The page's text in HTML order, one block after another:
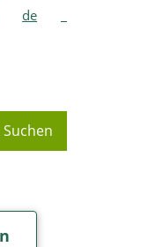
Suchen
de